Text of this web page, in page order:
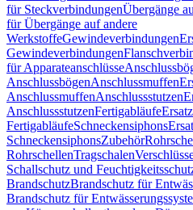
für SteckverbindungenÜbergänge
für Übergänge auf andere
WerkstoffeGewindeverbindungen
Gewindeverbindungen
für Apparateanschlüsse
AnschlussbögenAnschlussmuffen
AnschlussmuffenAnschlussstutzen
AnschlussstutzenFertigabläufe
FertigabläufeSchneckensiphons
SchneckensiphonsZubehör
RohrschellenTragschalen
Schallschutz und
BrandschutzBrandschutz für
Brandschutz für